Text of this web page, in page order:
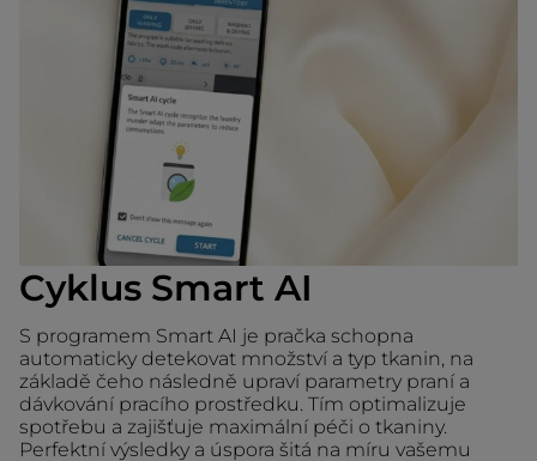
Cyklus Smart AI
S programem Smart AI je pračka schopna
automaticky detekovat množství a typ tkanin, na
základě čeho následně upraví parametry praní a
dávkování pracího prostředku. Tím optimalizuje
spotřebu a zajišťuje maximální péči o tkaniny.
Perfektní výsledky a úspora šitá na míru vašemu